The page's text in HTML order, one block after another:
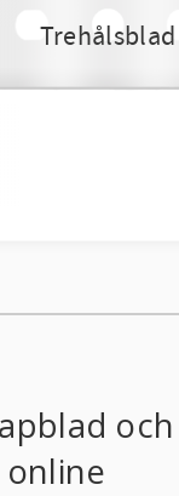
Trehålsblad